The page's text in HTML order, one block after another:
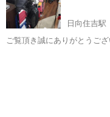
日向住吉駅
ご覧頂き誠にありがとうご